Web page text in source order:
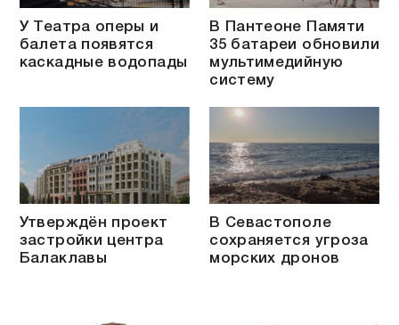
У Театра оперы и
балета появятся
каскадные водопады
В Пантеоне Памяти
35 батареи обновили
мультимедийную
систему
Утверждён проект
застройки центра
Балаклавы
В Севастополе
сохраняется угроза
морских дронов